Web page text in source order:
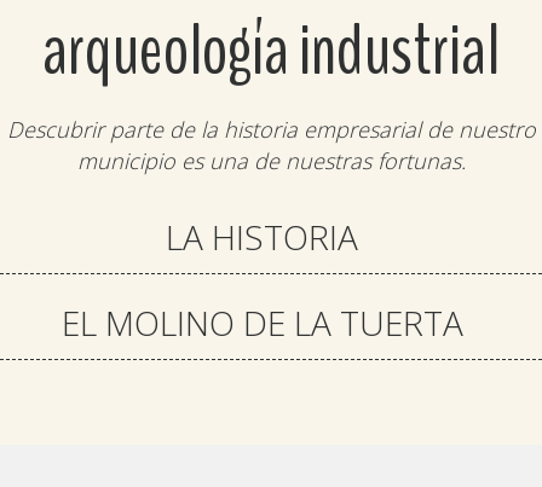
arqueología industrial
Descubrir parte de la historia empresarial de nuestro
municipio es una de nuestras fortunas.
LA HISTORIA
EL MOLINO DE LA TUERTA